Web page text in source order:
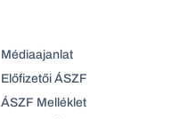
Médiaajanlat
Előfizetői ÁSZF
ÁSZF Melléklet